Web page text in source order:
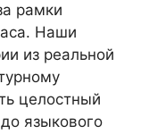
рамки
Наши
из реальной
целостный
языкового